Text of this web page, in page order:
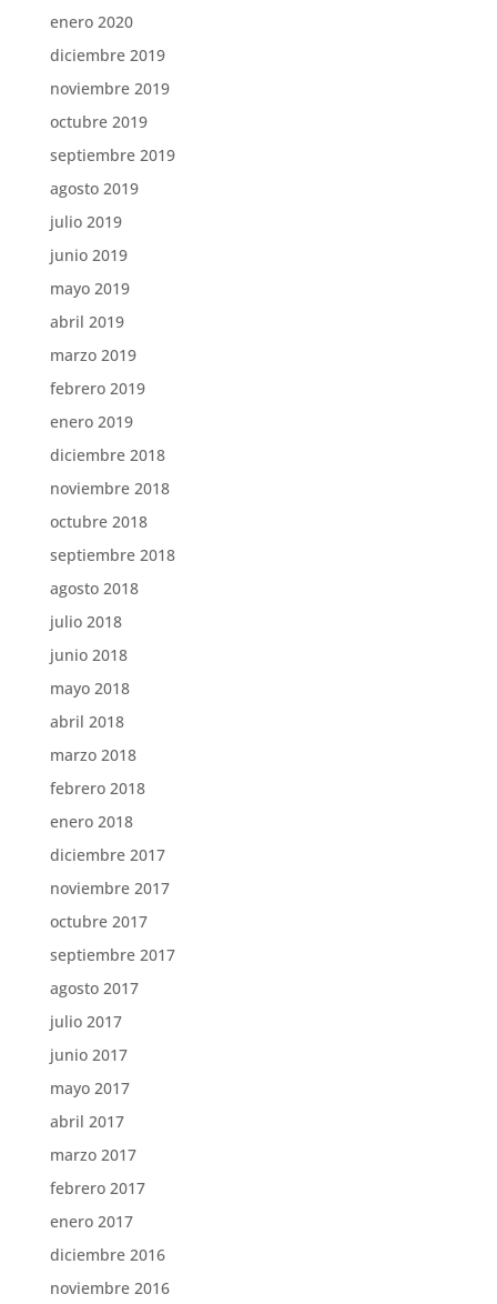
enero 2020
diciembre 2019
noviembre 2019
octubre 2019
septiembre 2019
agosto 2019
julio 2019
junio 2019
mayo 2019
abril 2019
marzo 2019
febrero 2019
enero 2019
diciembre 2018
noviembre 2018
octubre 2018
septiembre 2018
agosto 2018
julio 2018
junio 2018
mayo 2018
abril 2018
marzo 2018
febrero 2018
enero 2018
diciembre 2017
noviembre 2017
octubre 2017
septiembre 2017
agosto 2017
julio 2017
junio 2017
mayo 2017
abril 2017
marzo 2017
febrero 2017
enero 2017
diciembre 2016
noviembre 2016